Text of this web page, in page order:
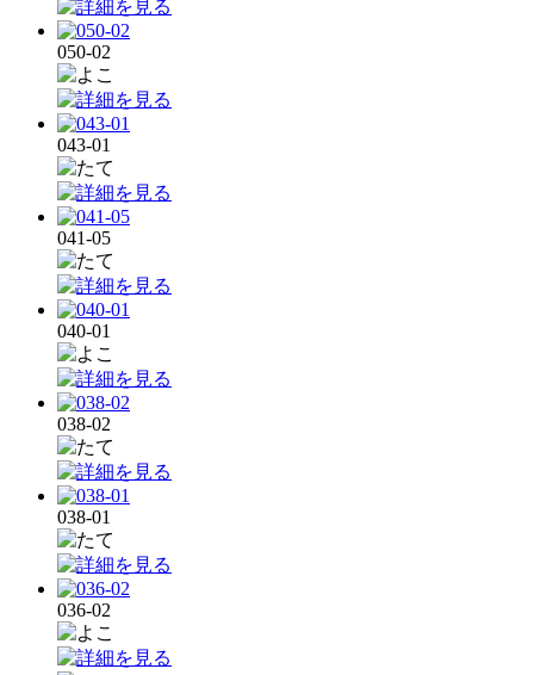
050-02
043-01
041-05
040-01
038-02
038-01
036-02